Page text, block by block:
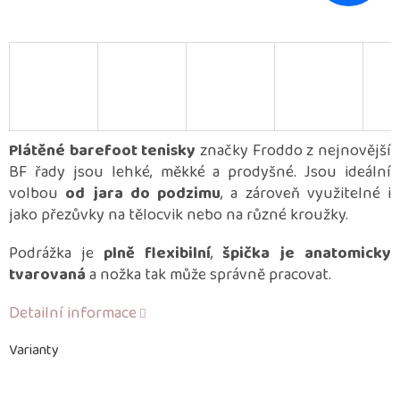
Varianty
Plátěné barefoot tenisky značky Froddo z nejnovější
BF řady jsou lehké, měkké a prodyšné. Jsou ideální
volbou od jara do podzimu, a zároveň využitelné i
jako přezůvky na tělocvik nebo na různé kroužky.
Podrážka je plně flexibilní,špička je anatomicky
tvarovanáa nožka tak může správně pracovat.
Detailní informace